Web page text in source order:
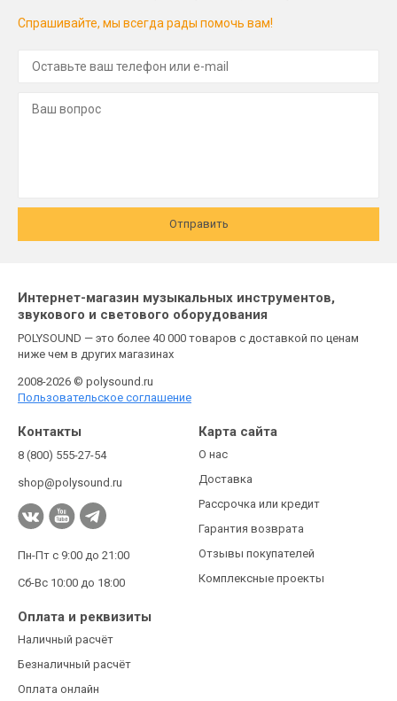
Спрашивайте, мы всегда рады помочь вам!
Отправить
Интернет-магазин музыкальных инструментов,
звукового и светового оборудования
POLYSOUND — это более 40 000 товаров с доставкой по ценам
ниже чем в других магазинах
2008-2026 © polysound.ru
Пользовательское соглашение
Контакты
8 (800) 555-27-54
shop@polysound.ru
Пн-Пт с 9:00 до 21:00
Сб-Вс 10:00 до 18:00
Карта сайта
О нас
Доставка
Рассрочка или кредит
Гарантия возврата
Отзывы покупателей
Комплексные проекты
Оплата и реквизиты
Наличный расчёт
Безналичный расчёт
Оплата онлайн